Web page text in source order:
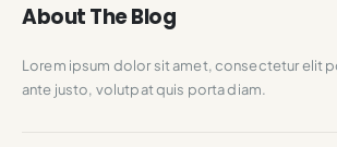
About The Blog
Lorem ipsum dolor sit amet, consectetur elit
ante justo, volutpat quis porta diam.